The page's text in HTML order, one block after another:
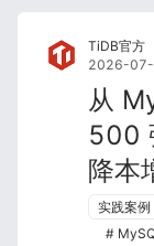
TiDB官方
2026-
从
500
降本
实践案例